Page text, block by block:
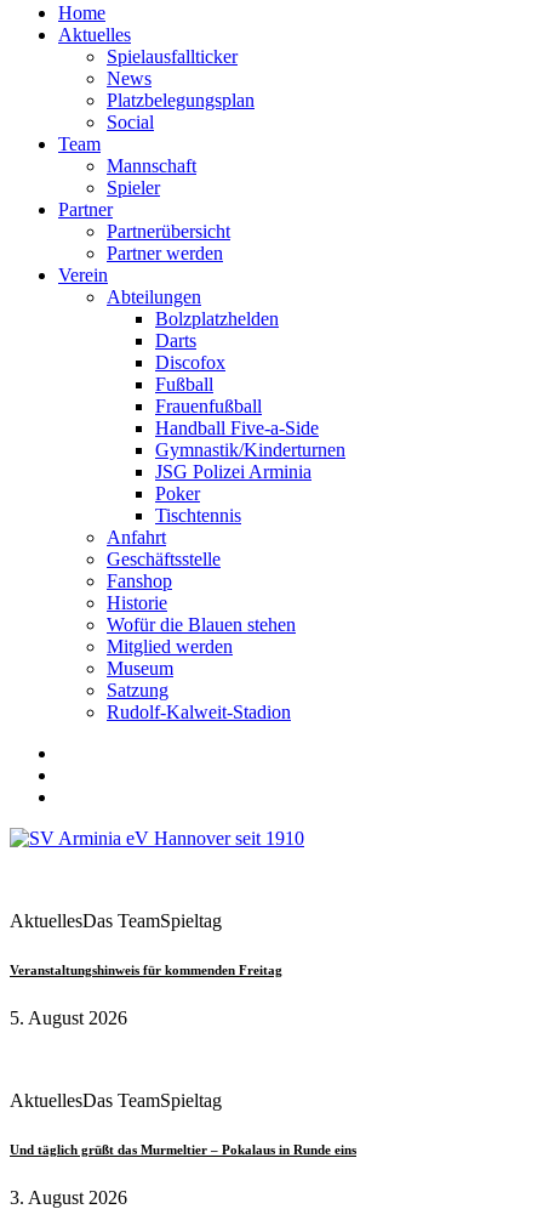
Home
Aktuelles
Spielausfallticker
News
Platzbelegungsplan
Social
Team
Mannschaft
Spieler
Partner
Partnerübersicht
Partner werden
Verein
Abteilungen
Bolzplatzhelden
Darts
Discofox
Fußball
Frauenfußball
Handball Five-a-Side
Gymnastik/Kinderturnen
JSG Polizei Arminia
Poker
Tischtennis
Anfahrt
Geschäftsstelle
Fanshop
Historie
Wofür die Blauen stehen
Mitglied werden
Museum
Satzung
Rudolf-Kalweit-Stadion
AktuellesDas TeamSpieltag
Veranstaltungshinweis für kommenden Freitag
5. August 2026
AktuellesDas TeamSpieltag
Und täglich grüßt das Murmeltier – Pokalaus in Runde eins
3. August 2026